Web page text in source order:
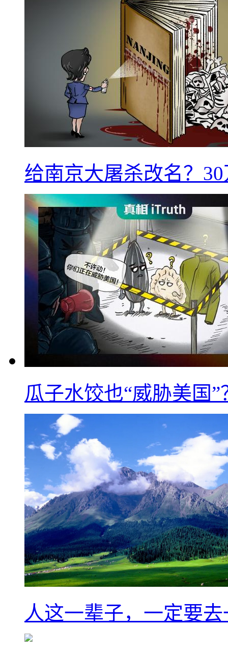
给南京大屠杀改名？
瓜子水饺也“威胁美国”
人这一辈子，一定要